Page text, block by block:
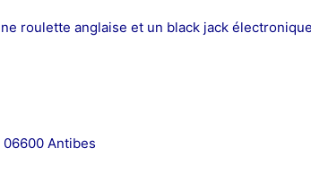
roulette anglaise et un black jack
Antibes